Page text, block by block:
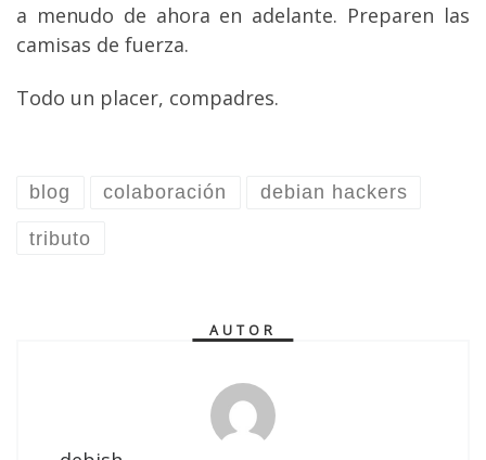
a menudo de ahora en adelante. Preparen las
camisas de fuerza.
Todo un placer, compadres.
blog colaboración debian hackers
tributo
AUTOR